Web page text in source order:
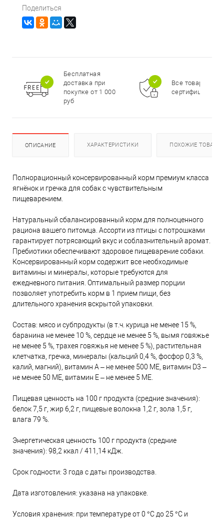
Поделиться
Бесплатная
доставка при
покупке от 1 000
руб
Все товары
ОПИСАНИЕ ХАРАКТЕРИСТИКИ ПОХОЖИЕ ТОВАРЫ
Полнорационный консервированный корм премиум класса
ягнёнок и гречка для собак с чувствительным
пищеварением.
Натуральный сбалансированный корм для полноценного
рациона вашего питомца. Ассорти из птицы с потрошками
гарантирует потрясающий вкус и соблазнительный аромат.
Пребиотики обеспечивают здоровое пищеварение собаки.
Консервированный корм содержит все необходимые
витамины и минералы, которые требуются для
ежедневного питания. Оптимальный размер порции
позволяет употребить корм в 1 прием пищи, без
длительного хранения вскрытой упаковки.
Состав: мясо и субпродукты (в т.ч. курица не менее 15 %,
баранина не менее 10 %, сердце не менее 5 %, вымя говяжье
не менее 5 %, трахея говяжья не менее 5 %), растительная
клетчатка, гречка, минералы (кальций 0,4 %, фосфор 0,3 %,
калий, магний), витамин А – не менее 500 МЕ, витамин D3 –
не менее 50 ME, витамин Е – не менее 5 МЕ.
Пищевая ценность на 100 г продукта (средние значения):
белок 7,5 г, жир 6,2 г, пищевые волокна 1,2 г, зола 1,5 г,
влага 79 %.
Энергетическая ценность 100 г продукта (средние
значения): 98,2 ккал / 411,14 кДж.
Срок годности: 3 года с даты производства.
Дата изготовления: указана на упаковке.
Условия хранения: при температуре от 0 °С до 25 °С и